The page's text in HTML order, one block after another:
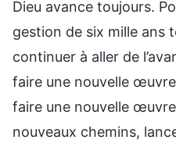
Dieu avance toujours.
gestion de six mille ans
continuer à aller de
faire une nouvelle
faire une nouvelle
nouveaux chemins,